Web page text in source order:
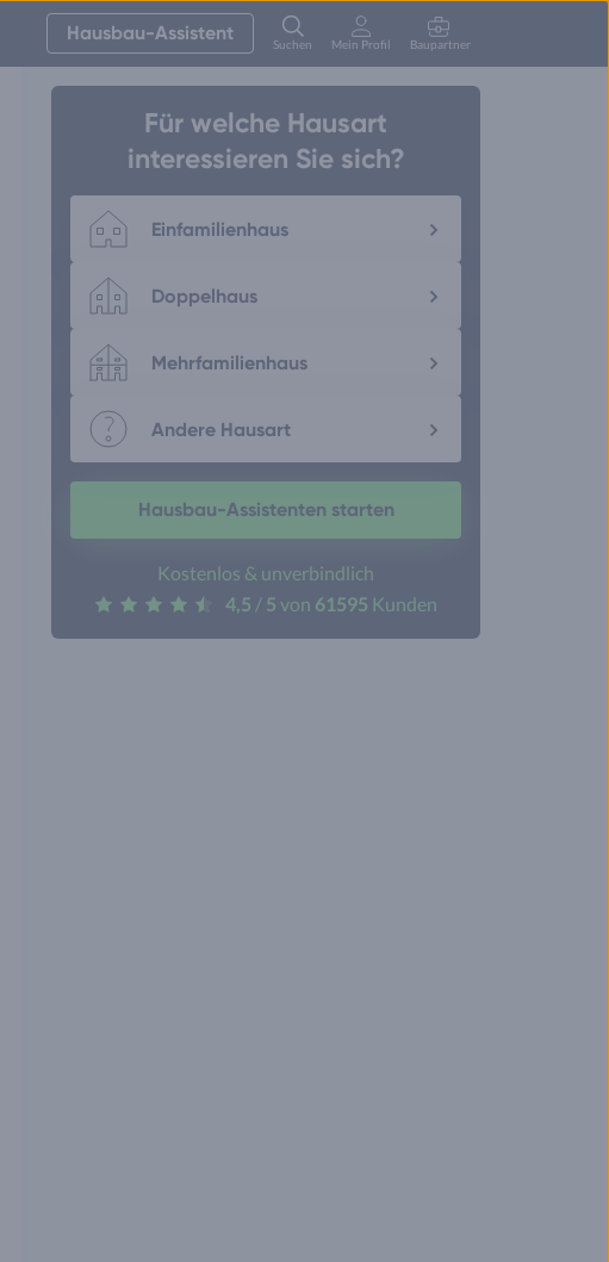
Hausbau-Assistent Suchen Mein Profil Baupartner
Für welche Hausart
interessieren Sie sich?
Einfamilienhaus
Doppelhaus
Mehrfamilienhaus
Andere Hausart
Hausbau-Assistenten starten
Kostenlos & unverbindlich
4,5 / 5 von 61595 Kunden